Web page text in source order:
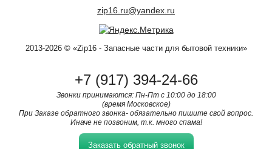
zip16.ru@yandex.ru
2013-2026 © «Zip16 - Запасные части для бытовой техники»
+7 (917) 394-24-66
Звонки принимаются: Пн-Пт с 10:00 до 18:00
(время Московское)
При Заказе обратного звонка- обязательно пишите свой вопрос.
Иначе не позвоним, т.к. много спама!
Заказать обратный звонок